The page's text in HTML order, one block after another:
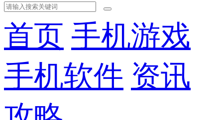
首页 手机游戏
手机软件 资讯